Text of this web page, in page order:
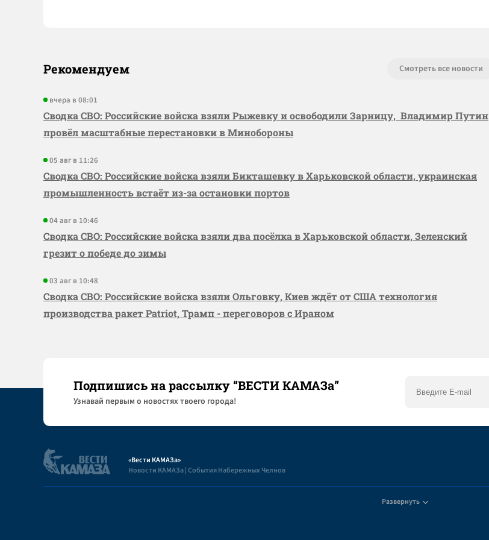
Рекомендуем Смотреть все новости
вчера в 08:01
Сводка СВО: Российские войска взяли Рыжевку и освободили Зарницу, Владимир Путин
провёл масштабные перестановки в Минобороны
05 авг в 11:26
Сводка СВО: Российские войска взяли Бикташевку в Харьковской области, украинская
промышленность встаёт из-за остановки портов
04 авг в 10:46
Сводка СВО: Российские войска взяли два посёлка в Харьковской области, Зеленский
грезит о победе до зимы
03 авг в 10:48
Сводка СВО: Российские войска взяли Ольговку, Киев ждёт от США технология
производства ракет Patriot, Трамп - переговоров с Ираном
Подпишись на рассылку “ВЕСТИ КАМАЗа”
Узнaвай первым о новостях твоего города!
«Вести КАМАЗа»
Новости КАМАЗа | События Набережных Челнов
Развернуть